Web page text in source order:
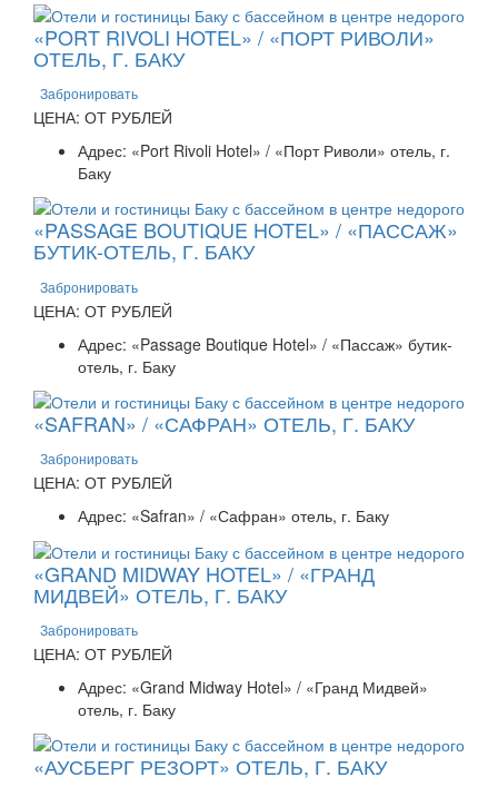
«PORT RIVOLI HOTEL» / «ПОРТ РИВОЛИ»
ОТЕЛЬ, Г. БАКУ
Забронировать
ЦЕНА: ОТ РУБЛЕЙ
Адрес: «Port Rivoli Hotel» / «Порт Риволи» отель, г.
Баку
«PASSAGE BOUTIQUE HOTEL» / «ПАССАЖ»
БУТИК-ОТЕЛЬ, Г. БАКУ
Забронировать
ЦЕНА: ОТ РУБЛЕЙ
Адрес: «Passage Boutique Hotel» / «Пассаж» бутик-
отель, г. Баку
«SAFRAN» / «САФРАН» ОТЕЛЬ, Г. БАКУ
Забронировать
ЦЕНА: ОТ РУБЛЕЙ
Адрес: «Safran» / «Сафран» отель, г. Баку
«GRAND MIDWAY HOTEL» / «ГРАНД
МИДВЕЙ» ОТЕЛЬ, Г. БАКУ
Забронировать
ЦЕНА: ОТ РУБЛЕЙ
Адрес: «Grand Midway Hotel» / «Гранд Мидвей»
отель, г. Баку
«АУСБЕРГ РЕЗОРТ» ОТЕЛЬ, Г. БАКУ